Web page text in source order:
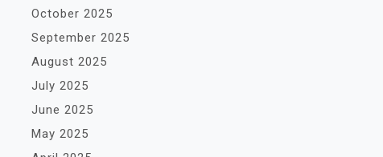
October 2025
September 2025
August 2025
July 2025
June 2025
May 2025